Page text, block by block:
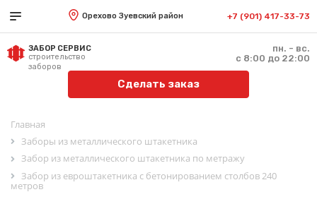
Орехово Зуевский район +7 (901) 417-33-73
ЗАБОР СЕРВИС
строительство
заборов
пн. - вс.
с 8:00 до 22:00
Сделать заказ
Главная
Заборы из металлического штакетника
Забор из металлического штакетника по метражу
Забор из евроштакетника с бетонированием столбов 240
метров